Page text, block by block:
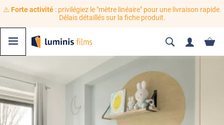
⚠️ Forte activité: privilégiez le "mètre linéaire" pour une livraison rapide.
Délais détaillés sur la fiche produit.